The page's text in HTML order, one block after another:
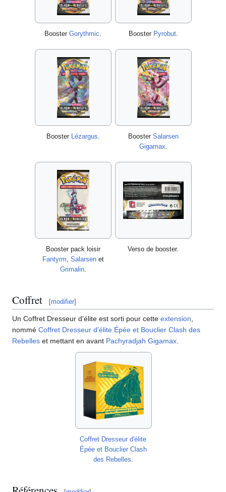
Booster Gorythmic Booster Pyrobut.
Booster Lézargus Booster Salarsen
Gigamax
Booster pack loisir
Fantyrm, Salarsenet
Grimalin.
Verso de booster.
Coffret [modifier]
Un Coffret Dresseur d'élite est sorti pour cette extension
nommé Coffret Dresseur d'élite Épée et Bouclier Clash des
Rebelles et mettant en avant Pachyradjah Gigamax
Coffret Dresseur d'élite
Épée et Bouclier Clash
des Rebelles.